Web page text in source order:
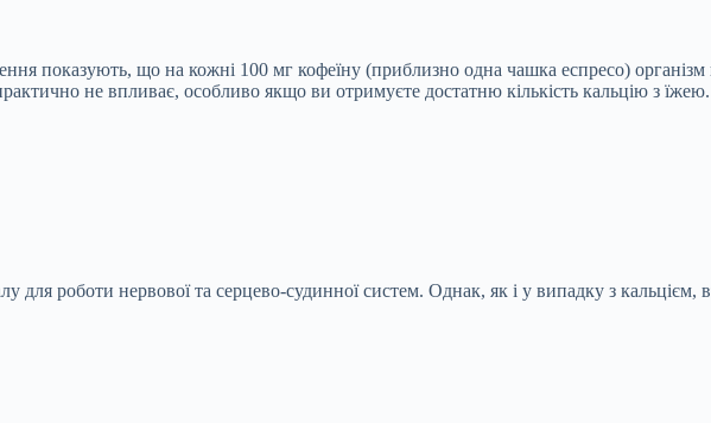
показують, що на кожні 100 мг кофеїну (приблизно одна чашка еспресо) організм
не впливає, особливо якщо ви отримуєте достатню кількість кальцію з їжею.
роботи нервової та серцево-судинної систем. Однак, як і у випадку з кальцієм,